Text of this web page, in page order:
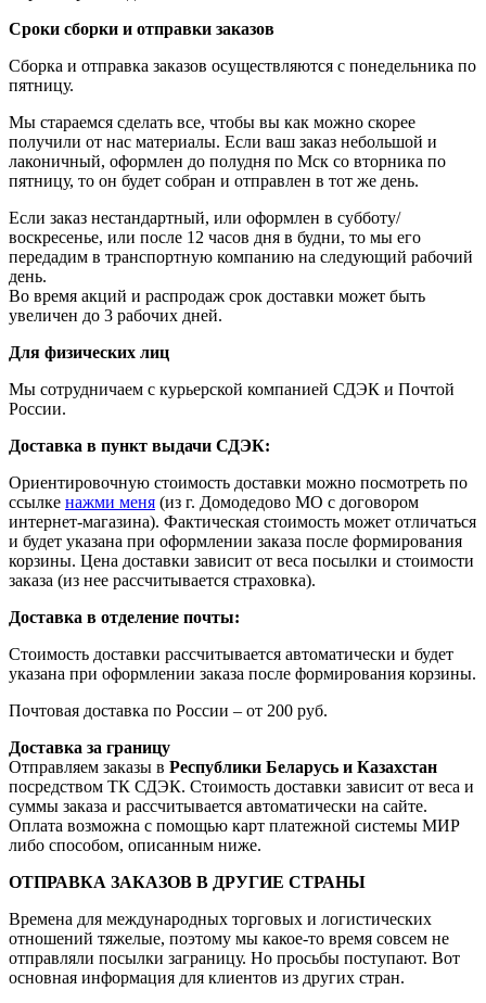
Сроки сборки и отправки заказов
Сборка и отправка заказов осуществляются с понедельника по
пятницу.
Мы стараемся сделать все, чтобы вы как можно скорее
получили от нас материалы. Если ваш заказ небольшой и
лаконичный, оформлен до полудня по Мск со вторника по
пятницу, то он будет собран и отправлен в тот же день.
Если заказ нестандартный, или оформлен в субботу/
воскресенье, или после 12 часов дня в будни, то мы его
передадим в транспортную компанию на следующий рабочий
день.
Во время акций и распродаж срок доставки может быть
увеличен до 3 рабочих дней.
Для физических лиц
Мы сотрудничаем с курьерской компанией СДЭК и Почтой
России.
Доставка в пункт выдачи СДЭК:
Ориентировочную стоимость доставки можно посмотреть по
ссылке нажми меня (из г. Домодедово МО с договором
интернет-магазина). Фактическая стоимость может отличаться
и будет указана при оформлении заказа после формирования
корзины. Цена доставки зависит от веса посылки и стоимости
заказа (из нее рассчитывается страховка).
Доставка в отделение почты:
Стоимость доставки рассчитывается автоматически и будет
указана при оформлении заказа после формирования корзины.
Почтовая доставка по России – от 200 руб.
Доставка за границу
Отправляем заказы в Республики Беларусь и Казахстан
посредством ТК СДЭК. Стоимость доставки зависит от веса и
суммы заказа и рассчитывается автоматически на сайте.
Оплата возможна с помощью карт платежной системы МИР
либо способом, описанным ниже.
ОТПРАВКА ЗАКАЗОВ В ДРУГИЕ СТРАНЫ
Времена для международных торговых и логистических
отношений тяжелые, поэтому мы какое-то время совсем не
отправляли посылки заграницу. Но просьбы поступают. Вот
основная информация для клиентов из других стран.